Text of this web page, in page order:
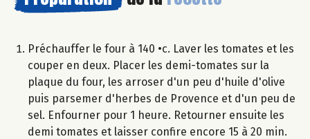
Préchauffer le four à 140 •c. Laver les tomates et les
couper en deux. Placer les demi-tomates sur la
plaque du four, les arroser d'un peu d'huile d'olive
puis parsemer d'herbes de Provence et d'un peu de
sel. Enfourner pour 1 heure. Retourner ensuite les
demi tomates et laisser confire encore 15 à 20 min.